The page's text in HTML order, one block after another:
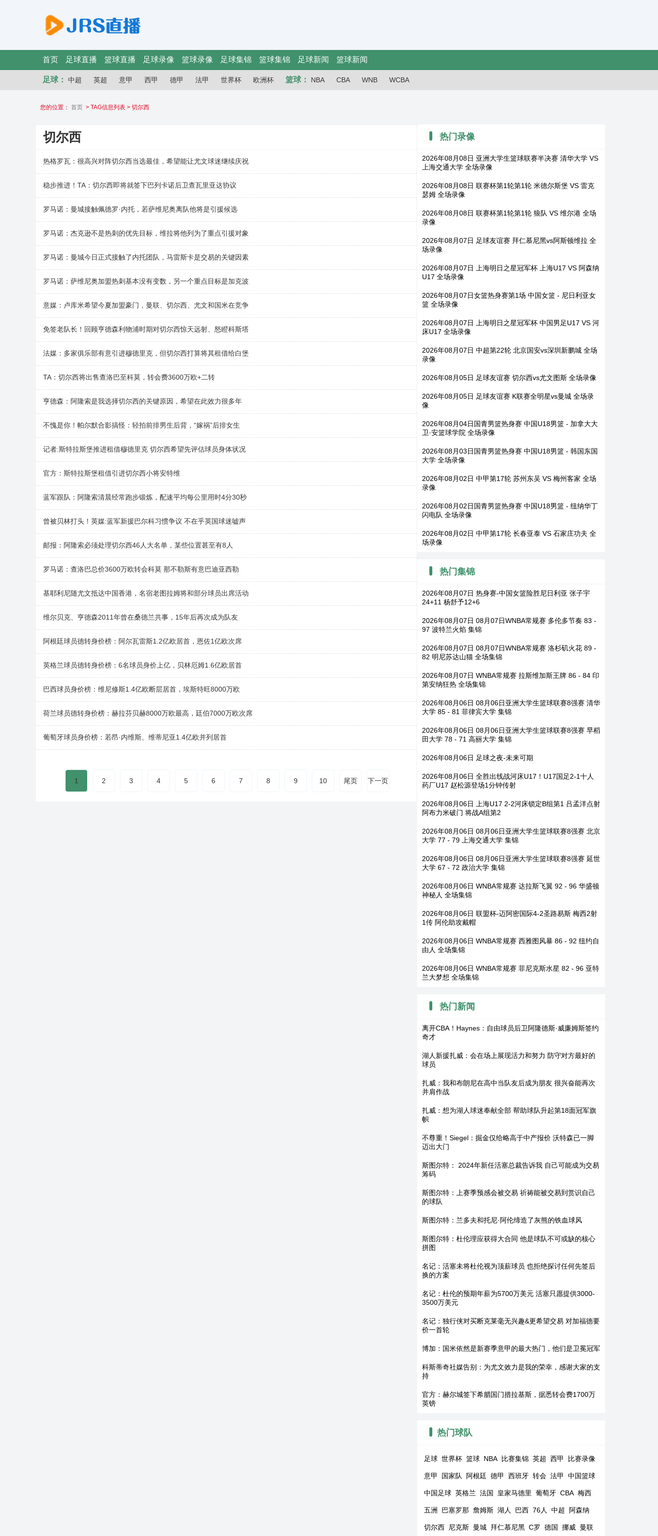
首页 足球直播 篮球直播 足球录像 篮球录像 足球集锦 篮球集锦 足球新闻 篮球新闻
足球： 中超 英超 意甲 西甲 德甲 法甲 世界杯 欧洲杯 篮球： NBA CBA WNB WCBA
您的位置： 首页 > TAG信息列表 > 切尔西
切尔西
热格罗瓦：很高兴对阵切尔西当选最佳，希望能让尤文球迷继续庆祝
稳步推进！TA：切尔西即将就签下巴列卡诺后卫查瓦里亚达协议
罗马诺：曼城接触佩德罗·内托，若萨维尼奥离队他将是引援候选
罗马诺：杰克逊不是热刺的优先目标，维拉将他列为了重点引援对象
罗马诺：曼城今日正式接触了内托团队，马雷斯卡是交易的关键因素
罗马诺：萨维尼奥加盟热刺基本没有变数，另一个重点目标是加克波
意媒：卢库米希望今夏加盟豪门，曼联、切尔西、尤文和国米在竞争
免签老队长！回顾亨德森利物浦时期对切尔西惊天远射、怒瞪科斯塔
法媒：多家俱乐部有意引进穆德里克，但切尔西打算将其租借给白堡
TA：切尔西将出售查洛巴至科莫，转会费3600万欧+二转
亨德森：阿隆索是我选择切尔西的关键原因，希望在此效力很多年
不愧是你！帕尔默合影搞怪：轻拍前排男生后背，“嫁祸”后排女生
记者:斯特拉斯堡推进租借穆德里克 切尔西希望先评估球员身体状况
官方：斯特拉斯堡租借引进切尔西小将安特维
蓝军跟队：阿隆索清晨经常跑步锻炼，配速平均每公里用时4分30秒
曾被贝林打头！英媒:蓝军新援巴尔科习惯争议 不在乎英国球迷嘘声
邮报：阿隆索必须处理切尔西46人大名单，某些位置甚至有8人
罗马诺：查洛巴总价3600万欧转会科莫 那不勒斯有意巴迪亚西勒
基耶利尼随尤文抵达中国香港，名宿老图拉姆将和部分球员出席活动
维尔贝克、亨德森2011年曾在桑德兰共事，15年后再次成为队友
阿根廷球员德转身价榜：阿尔瓦雷斯1.2亿欧居首，恩佐1亿欧次席
英格兰球员德转身价榜：6名球员身价上亿，贝林厄姆1.6亿欧居首
巴西球员身价榜：维尼修斯1.4亿欧断层居首，埃斯特旺8000万欧
荷兰球员德转身价榜：赫拉芬贝赫8000万欧最高，廷伯7000万欧次席
葡萄牙球员身价榜：若昂·内维斯、维蒂尼亚1.4亿欧并列居首
1 2 3 4 5 6 7 8 9 10 尾页 下一页
热门录像
2026年08月08日 亚洲大学生篮球联赛半决赛 清华大学 VS
上海交通大学 全场录像
2026年08月08日 联赛杯第1轮第1轮 米德尔斯堡 VS 雷克
瑟姆 全场录像
2026年08月08日 联赛杯第1轮第1轮 狼队 VS 维尔港 全场
录像
2026年08月07日 足球友谊赛 拜仁慕尼黑vs阿斯顿维拉 全
场录像
2026年08月07日 上海明日之星冠军杯 上海U17 VS 阿森纳
U17 全场录像
2026年08月07日女篮热身赛第1场 中国女篮 - 尼日利亚女
篮 全场录像
2026年08月07日 上海明日之星冠军杯 中国男足U17 VS 河
床U17 全场录像
2026年08月07日 中超第22轮 北京国安vs深圳新鹏城 全场
录像
2026年08月05日 足球友谊赛 切尔西vs尤文图斯 全场录像
2026年08月05日 足球友谊赛 K联赛全明星vs曼城 全场录
像
2026年08月04日国青男篮热身赛 中国U18男篮 - 加拿大大
卫·安篮球学院 全场录像
2026年08月03日国青男篮热身赛 中国U18男篮 - 韩国东国
大学 全场录像
2026年08月02日 中甲第17轮 苏州东吴 VS 梅州客家 全场
录像
2026年08月02日国青男篮热身赛 中国U18男篮 - 纽纳华丁
闪电队 全场录像
2026年08月02日 中甲第17轮 长春亚泰 VS 石家庄功夫 全
场录像
热门集锦
2026年08月07日 热身赛-中国女篮险胜尼日利亚 张子宇
24+11 杨舒予12+6
2026年08月07日 08月07日WNBA常规赛 多伦多节奏 83 -
97 波特兰火焰 集锦
2026年08月07日 08月07日WNBA常规赛 洛杉矶火花 89 -
82 明尼苏达山猫 全场集锦
2026年08月07日 WNBA常规赛 拉斯维加斯王牌 86 - 84 印
第安纳狂热 全场集锦
2026年08月06日 08月06日亚洲大学生篮球联赛8强赛 清华
大学 85 - 81 菲律宾大学 集锦
2026年08月06日 08月06日亚洲大学生篮球联赛8强赛 早稻
田大学 78 - 71 高丽大学 集锦
2026年08月06日 足球之夜-未来可期
2026年08月06日 全胜出线战河床U17！U17国足2-1十人
药厂U17 赵松源登场1分钟传射
2026年08月06日 上海U17 2-2河床锁定B组第1 吕孟洋点射
阿布力米破门 将战A组第2
2026年08月06日 08月06日亚洲大学生篮球联赛8强赛 北京
大学 77 - 79 上海交通大学 集锦
2026年08月06日 08月06日亚洲大学生篮球联赛8强赛 延世
大学 67 - 72 政治大学 集锦
2026年08月06日 WNBA常规赛 达拉斯飞翼 92 - 96 华盛顿
神秘人 全场集锦
2026年08月06日 联盟杯-迈阿密国际4-2圣路易斯 梅西2射
1传 阿伦助攻戴帽
2026年08月06日 WNBA常规赛 西雅图风暴 86 - 92 纽约自
由人 全场集锦
2026年08月06日 WNBA常规赛 菲尼克斯水星 82 - 96 亚特
兰大梦想 全场集锦
热门新闻
离开CBA！Haynes：自由球员后卫阿隆德斯·威廉姆斯签约
奇才
湖人新援扎威：会在场上展现活力和努力 防守对方最好的
球员
扎威：我和布朗尼在高中当队友后成为朋友 很兴奋能再次
并肩作战
扎威：想为湖人球迷奉献全部 帮助球队升起第18面冠军旗
帜
不尊重！Siegel：掘金仅给略高于中产报价 沃特森已一脚
迈出大门
斯图尔特： 2024年新任活塞总裁告诉我 自己可能成为交易
筹码
斯图尔特：上赛季预感会被交易 祈祷能被交易到赏识自己
的球队
斯图尔特：兰多夫和托尼·阿伦缔造了灰熊的铁血球风
斯图尔特：杜伦理应获得大合同 他是球队不可或缺的核心
拼图
名记：活塞未将杜伦视为顶薪球员 也拒绝探讨任何先签后
换的方案
名记：杜伦的预期年薪为5700万美元 活塞只愿提供3000-
3500万美元
名记：独行侠对买断克莱毫无兴趣&更希望交易 对加福德要
价一首轮
博加：国米依然是新赛季意甲的最大热门，他们是卫冕冠军
科斯蒂奇社媒告别：为尤文效力是我的荣幸，感谢大家的支
持
官方：赫尔城签下希腊国门措拉基斯，据悉转会费1700万
英镑
热门球队
足球 世界杯 篮球 NBA 比赛集锦 英超 西甲 比赛录像
意甲 国家队 阿根廷 德甲 西班牙 转会 法甲 中国篮球
中国足球 英格兰 法国 皇家马德里 葡萄牙 CBA 梅西
五洲 巴塞罗那 詹姆斯 湖人 巴西 76人 中超 阿森纳
切尔西 尼克斯 曼城 拜仁慕尼黑 C罗 德国 挪威 曼联